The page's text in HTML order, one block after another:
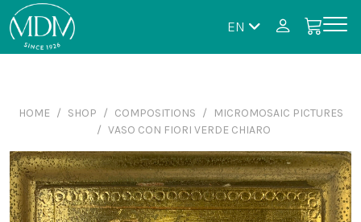
EN
HOME SHOP COMPOSITIONS
MICROMOSAIC PICTURES
VASO CON FIORI VERDE CHIARO